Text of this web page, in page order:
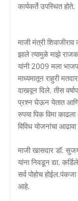
कार्यकर्ते उपस्थित होते.
माजी मंत्री
झाले त्यामुळे माझे
यांनी 2009 मला
माध्यमातून राहुरी
दाखवून दिले. तीस
प्रश्न घेऊन येतात आणि
रुपया पिक विमा
विविध योजनांचा
माजी खासदार डॉ.
यांना निवडून द्या.
सर्व पोहोच
आहे.